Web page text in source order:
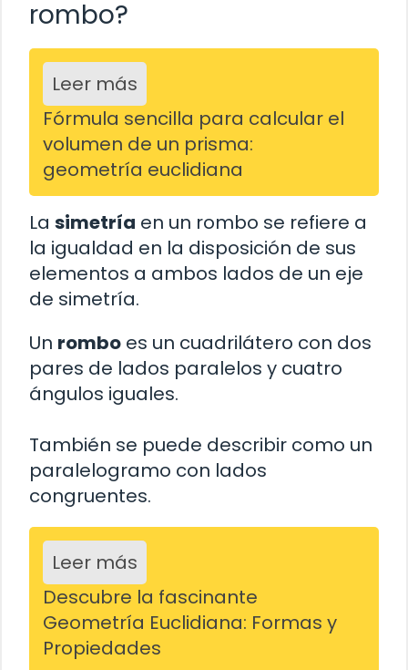
rombo?
Leer más
Fórmula sencilla para calcular el
volumen de un prisma:
geometría euclidiana
La simetría en un rombo se refiere a
la igualdad en la disposición de sus
elementos a ambos lados de un eje
de simetría.
Un rombo es un cuadrilátero con dos
pares de lados paralelos y cuatro
ángulos iguales.
También se puede describir como un
paralelogramo con lados
congruentes.
Leer más
Descubre la fascinante
Geometría Euclidiana: Formas y
Propiedades